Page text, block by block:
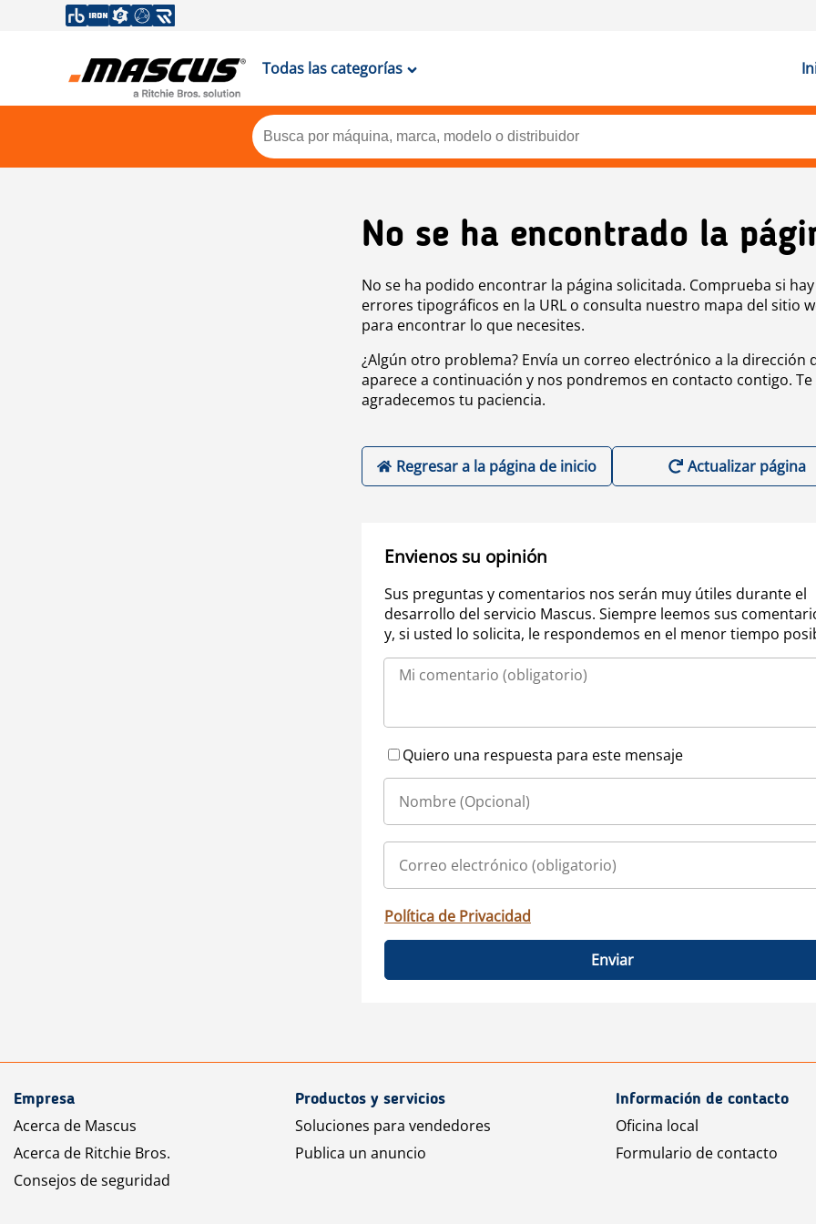
Todas las categorías
No se ha encontrado la
No se ha podido encontrar la página solicitada. Comprueba si hay
errores tipográficos en la URL o consulta nuestro mapa del sitio
para encontrar lo que necesites.
¿Algún otro problema? Envía un correo electrónico a la dirección
aparece a continuación y nos pondremos en contacto contigo. Te
agradecemos tu paciencia.
Regresar a la página de inicio Actualizar página
Envienos su opinión
Sus preguntas y comentarios nos serán muy útiles durante el
desarrollo del servicio Mascus. Siempre leemos sus
y, si usted lo solicita, le respondemos en el menor tiempo
Quiero una respuesta para este mensaje
Política de Privacidad
Enviar
Empresa
Acerca de Mascus
Acerca de Ritchie Bros.
Consejos de seguridad
Productos y servicios
Soluciones para vendedores
Publica un anuncio
Información de contacto
Oficina local
Formulario de contacto